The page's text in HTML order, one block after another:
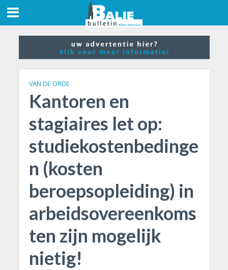
VAN DE ORDE
Kantoren en
stagiaires let op:
studiekostenbedinge
n (kosten
beroepsopleiding) in
arbeidsovereenkoms
ten zijn mogelijk
nietig!